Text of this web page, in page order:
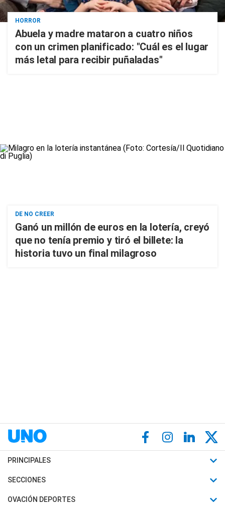
HORROR
Abuela y madre mataron a cuatro niños
con un crimen planificado: "Cuál es el lugar
más letal para recibir puñaladas"
DE NO CREER
Ganó un millón de euros en la lotería, creyó
que no tenía premio y tiró el billete: la
historia tuvo un final milagroso
PRINCIPALES
Últimas Noticias
Política
SECCIONES
Horóscopo
OVACIÓN DEPORTES